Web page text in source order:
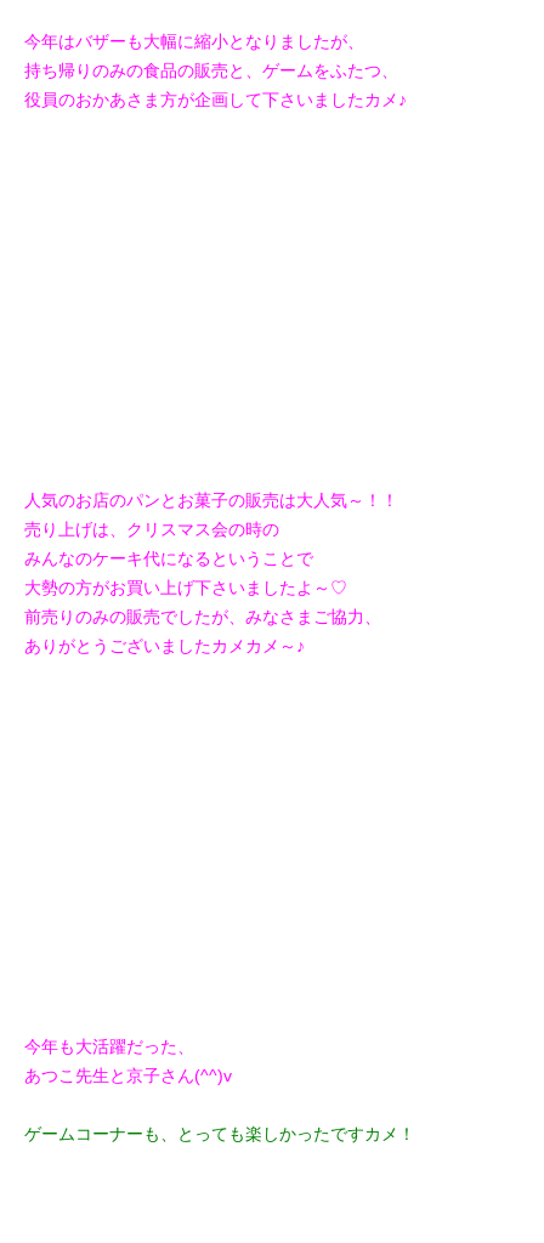
今年はバザーも大幅に縮小となりましたが、
持ち帰りのみの食品の販売と、ゲームをふたつ、
役員のおかあさま方が企画して下さいましたカメ♪
人気のお店のパンとお菓子の販売は大人気～！！
売り上げは、クリスマス会の時の
みんなのケーキ代になるということで
大勢の方がお買い上げ下さいましたよ～♡
前売りのみの販売でしたが、みなさまご協力、
ありがとうございましたカメカメ～♪
今年も大活躍だった、
あつこ先生と京子さん(^^)v
ゲームコーナーも、とっても楽しかったですカメ！